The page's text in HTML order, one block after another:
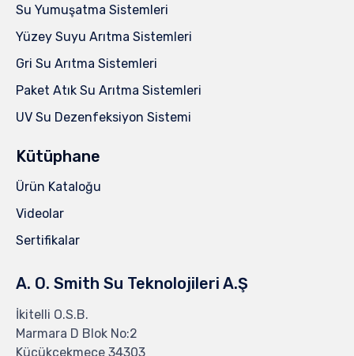
Su Yumuşatma Sistemleri
Yüzey Suyu Arıtma Sistemleri
Gri Su Arıtma Sistemleri
Paket Atık Su Arıtma Sistemleri
UV Su Dezenfeksiyon Sistemi
Kütüphane
Ürün Kataloğu
Videolar
Sertifikalar
A. O. Smith Su Teknolojileri A.Ş
İkitelli O.S.B.
Marmara D Blok No:2
Küçükçekmece 34303